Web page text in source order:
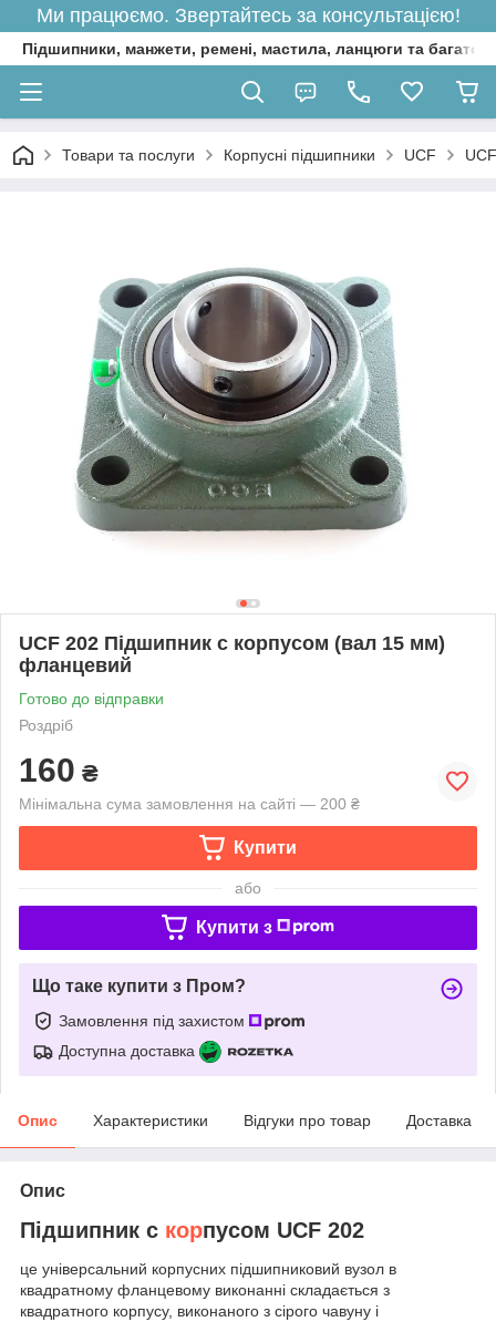
Ми працюємо. Звертайтесь за консультацією!
Підшипники, манжети, ремені, мастила, ланцюги та багато
Товари та послуги Корпусні підшипники UCF
UCF 202 Підшипник c корпусом (вал 15 мм)
фланцевий
Готово до відправки
Роздріб
160 ₴
Мінімальна сума замовлення на сайті — 200 ₴
Купити
або
Купити з
Що таке купити з Пром?
Замовлення під захистом
Доступна доставка
Опис Характеристики Відгуки про товар Доставка
Опис
Підшипник c корпусом UCF 202
це універсальний корпусних підшипниковий вузол в
квадратному фланцевому виконанні складається з
квадратного корпусу, виконаного з сірого чавуну і